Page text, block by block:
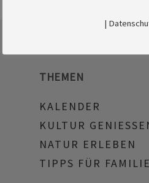
THEMEN
KALENDER
KULTUR GENIESSEN
NATUR ERLEBEN
TIPPS FÜR
|